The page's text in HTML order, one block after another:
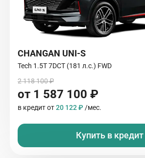
CHANGAN UNI-S
Tech 1.5T 7DCT (181 л.с.) FWD
2 118 100 ₽
от 1 587 100 ₽
в кредит от20 122 ₽ /мес.
Купить в кредит